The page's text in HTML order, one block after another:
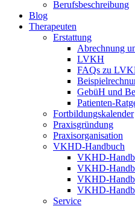
Berufsbeschreibung
Blog
Therapeuten
Erstattung
Abrechnung
LVKH
FAQs zu
GebüH und
Patienten-
Fortbildungskalender
Praxisgründung
Praxisorganisation
VKHD-Handbuch
VKHD-
VKHD-
VKHD-
VKHD-
Service